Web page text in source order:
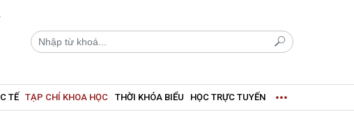
TẾ TẠP CHÍ KHOA HỌC THỜI KHÓA BIỂU HỌC TRỰC TUYẾN